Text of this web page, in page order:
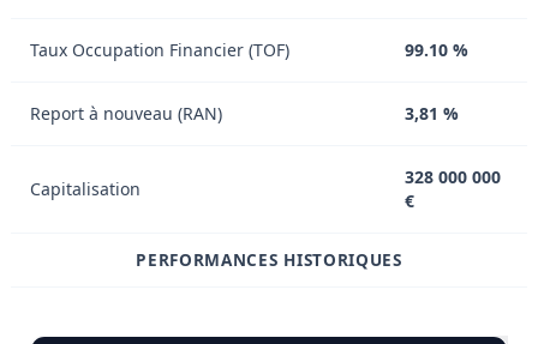
Taux Occupation Financier (TOF) 99.10 %
Report à nouveau (RAN) 3,81 %
Capitalisation
328 000 000
€
PERFORMANCES HISTORIQUES